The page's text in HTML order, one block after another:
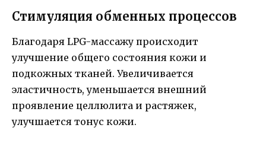
Стимуляция обменных процессов
Благодаря LPG-массажу происходит
улучшение общего состояния кожи и
подкожных тканей. Увеличивается
эластичность, уменьшается внешний
проявление целлюлита и растяжек,
улучшается тонус кожи.